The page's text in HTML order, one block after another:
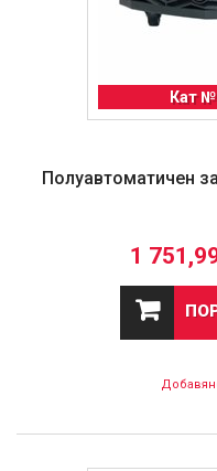
Кат
Полуавтоматичен
1